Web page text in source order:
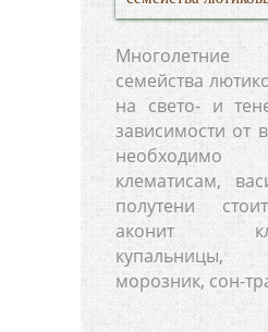
Многолетние
семейства
на свето- и
зависимости от
необходимо
клематисам,
полутени
аконит
морозник, сон-